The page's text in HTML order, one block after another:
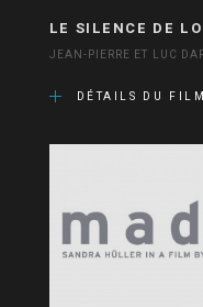
LE SILENCE DE
JEAN-PIERRE ET LUC
DÉTAILS DU FILM